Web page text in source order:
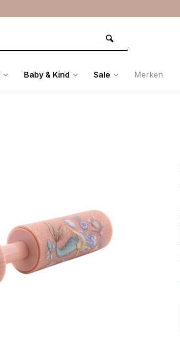
Baby & Kind Sale Merken